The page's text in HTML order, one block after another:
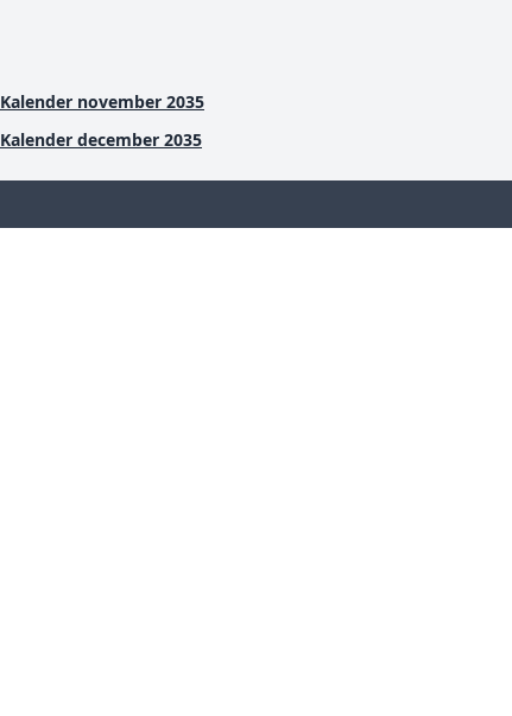
Kalender november 2035
Kalender december 2035